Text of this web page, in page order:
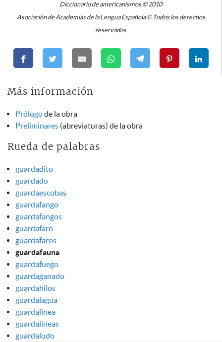
Diccionario de americanismos © 2010
Asociación de Academias de la Lengua Española © Todos los derechos
reservados
Más información
Prólogode la obra
Preliminares (abreviaturas) de la obra
Rueda de palabras
guardadito
guardado
guardaescobas
guardafango
guardafangos
guardafaro
guardafaros
guardafauna
guardafuego
guardaganado
guardahilos
guardalagua
guardalínea
guardalíneas
guardalodo